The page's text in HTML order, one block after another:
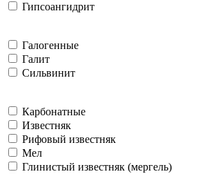
Гипсоангидрит
Галогенные
Галит
Сильвинит
Карбонатные
Известняк
Рифовый известняк
Мел
Глинистый известняк (мергель)